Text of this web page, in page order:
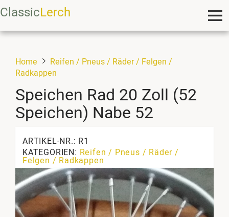
ClassicLerch
Home
Reifen / Pneus / Räder / Felgen /
Radkappen
Speichen Rad 20 Zoll (52
Speichen) Nabe 52
ARTIKEL-NR.: R1
KATEGORIEN: Reifen / Pneus / Räder /
Felgen / Radkappen